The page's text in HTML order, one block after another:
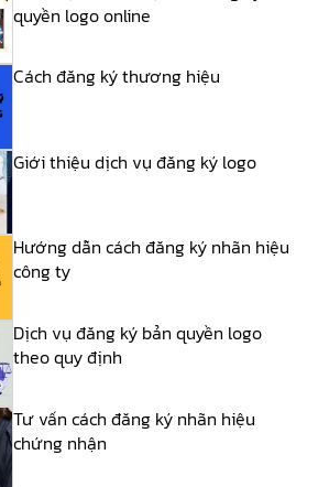
quyền logo online
Cách đăng ký thương hiệu
Giới thiệu dịch vụ đăng ký logo
Hướng dẫn cách đăng ký nhãn hiệu
công ty
Dịch vụ đăng ký bản quyền logo
theo quy định
Tư vấn cách đăng ký nhãn hiệu
chứng nhận